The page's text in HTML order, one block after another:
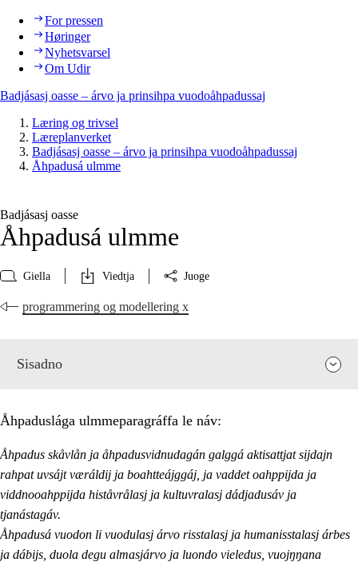
For pressen
Høringer
Nyhetsvarsel
Om Udir
Badjásasj oasse – árvo ja prinsihpa vuodoåhpadussaj
Læring og trivsel
Læreplanverket
Badjásasj oasse – árvo ja prinsihpa vuodoåhpadussaj
Åhpadusá ulmme
Badjásasj oasse
Åhpadusá ulmme
Giella Viedtja Juoge
programmering og modellering x
Sisadno
Åhpaduslága ulmmeparagráffa le náv:
Åhpadus skåvlån ja åhpadusvidnudagán galggá aktisattjat sijdajn
rahpat uvsájt væráldij ja boahtteájggáj, ja vaddet oahppijda ja
viddnooahppijda histåvrålasj ja kultuvralasj dádjadusáv ja
tjanástagáv.
Åhpadusá vuodon li vuodulasj árvo risstalasj ja humanisstalasj árbes
ja dábijs, duola degu almasjárvo ja luondo vieledus, vuojŋŋana